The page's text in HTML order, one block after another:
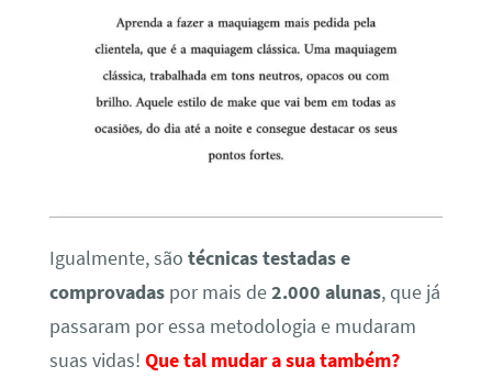
Igualmente, são técnicas testadas e
comprovadaspor mais de2.000 alunas, que já
passaram por essa metodologia e mudaram
suas vidas! Que tal mudar a sua também?